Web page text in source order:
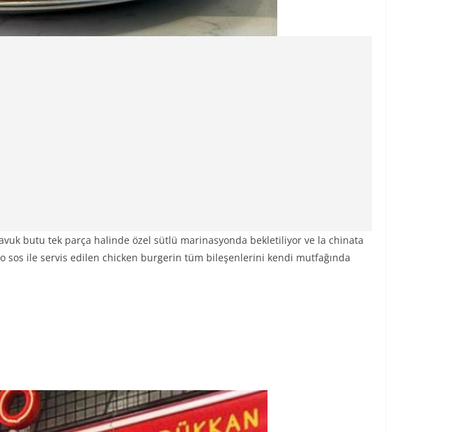
butu tek parça halinde özel sütlü marinasyonda bekletiliyor ve la chinata
sos ile servis edilen chicken burgerin tüm bileşenlerini kendi mutfağında